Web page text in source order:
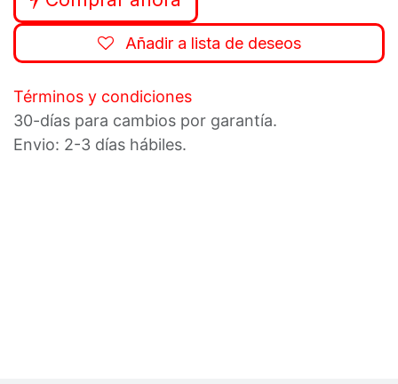
Añadir a lista de deseos
Términos y condiciones
30-días para cambios por garantía.
Envio: 2-3 días hábiles.